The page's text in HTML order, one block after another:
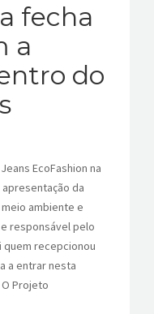
fecha
a
do
EcoFashion na
da
ambiente e
responsável pelo
quem recepcionou
a entrar nesta
Projeto